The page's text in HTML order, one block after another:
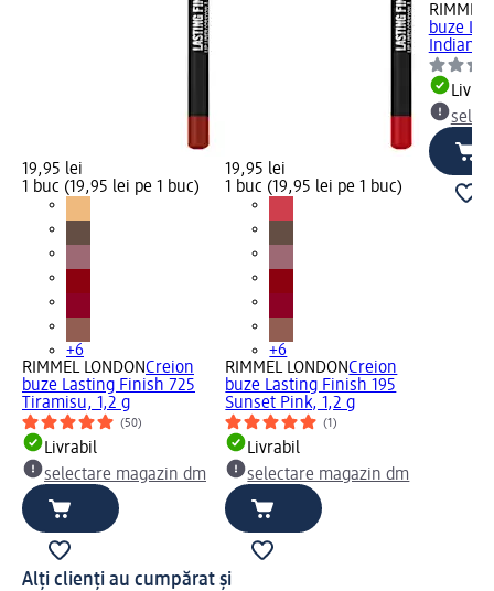
19,95 lei
1 buc (19,95 lei pe 1 buc)
+6
RIMMEL LONDONCreion
buze Lasting Finish 725
Tiramisu, 1,2 g
(50)
Livrabil
selectare magazin dm
19,95 lei
1 buc (19,95 lei pe 1 buc)
+6
RIMMEL LONDONCreion
buze Lasting Finish 195
Sunset Pink, 1,2 g
(1)
Livrabil
selectare magazin dm
RIMMEL
buze
Indian
Alți clienți au cumpărat și